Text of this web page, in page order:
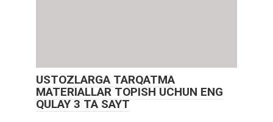
USTOZLARGA TARQATMA
MATERIALLAR TOPISH UCHUN ENG
QULAY 3 TA SAYT